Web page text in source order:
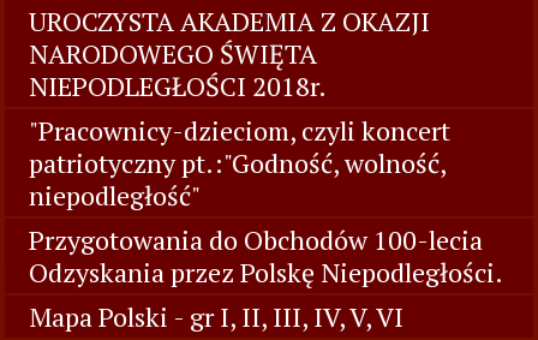
UROCZYSTA AKADEMIA Z OKAZJI
NARODOWEGO ŚWIĘTA
NIEPODLEGŁOŚCI 2018r.
"Pracownicy-dzieciom, czyli koncert
patriotyczny pt.:"Godność, wolność,
niepodległość"
Przygotowania do Obchodów 100-lecia
Odzyskania przez Polskę Niepodległości.
Mapa Polski - gr I, II, III, IV, V, VI